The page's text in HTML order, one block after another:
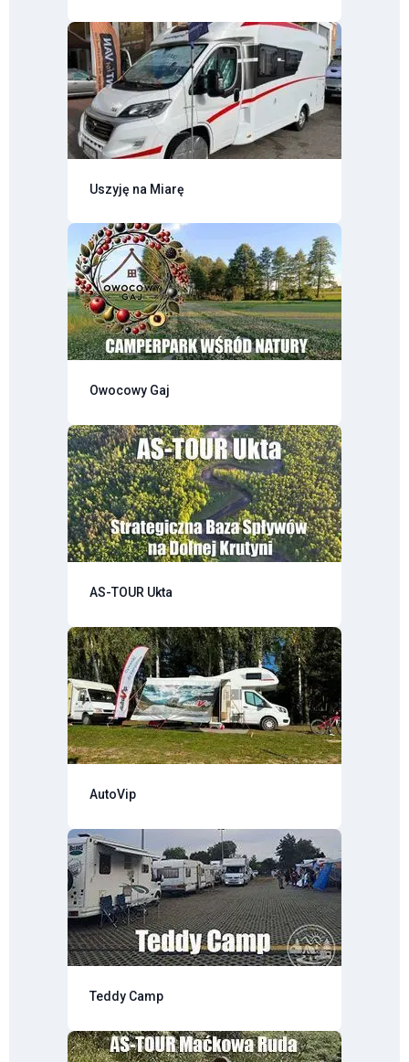
Uszyję na Miarę
Owocowy Gaj
AS-TOUR Ukta
AutoVip
Teddy Camp